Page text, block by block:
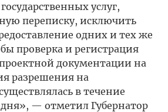
услуг,
переписку, исключить
одних и тех же
проверка и регистрация
документации на
разрешения на
в течение
дня», — отметил Губернатор